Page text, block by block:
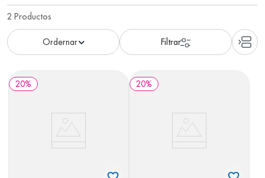
2 Productos
20% 20%
3. eucerin
4. cerave
nivea
6. bioderma
7.
panolini
prueba embarazo